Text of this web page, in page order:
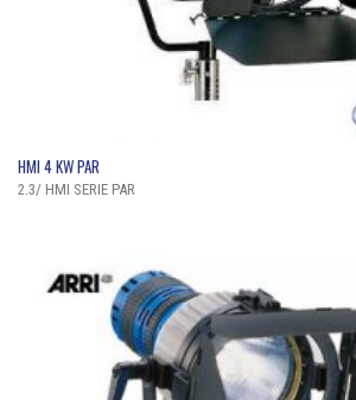
HMI 4 KW PAR
2.3/ HMI SERIE PAR